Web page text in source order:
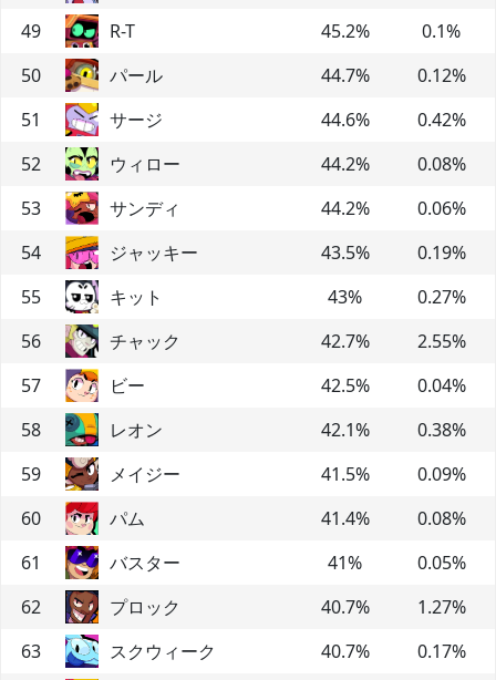
49
R-T 45.2% 0.1%
50
パール 44.7% 0.12%
51
サージ 44.6% 0.42%
52
ウィロー 44.2% 0.08%
53
サンディ 44.2% 0.06%
54
ジャッキー 43.5% 0.19%
55
キット 43% 0.27%
56
チャック 42.7% 2.55%
57
ビー 42.5% 0.04%
58
レオン 42.1% 0.38%
59
メイジー 41.5% 0.09%
60
パム 41.4% 0.08%
61
バスター 41% 0.05%
62
プロック 40.7% 1.27%
63
スクウィーク 40.7% 0.17%